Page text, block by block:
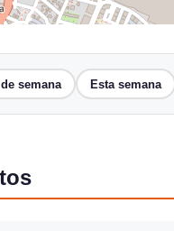
semana Esta semana